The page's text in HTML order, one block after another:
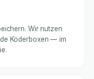
Wir nutzen
Köderboxen — im